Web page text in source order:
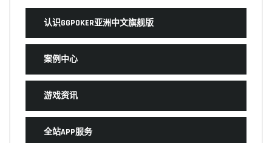
认识GGPOKER亚洲中文旗舰版
案例中心
游戏资讯
全站APP服务